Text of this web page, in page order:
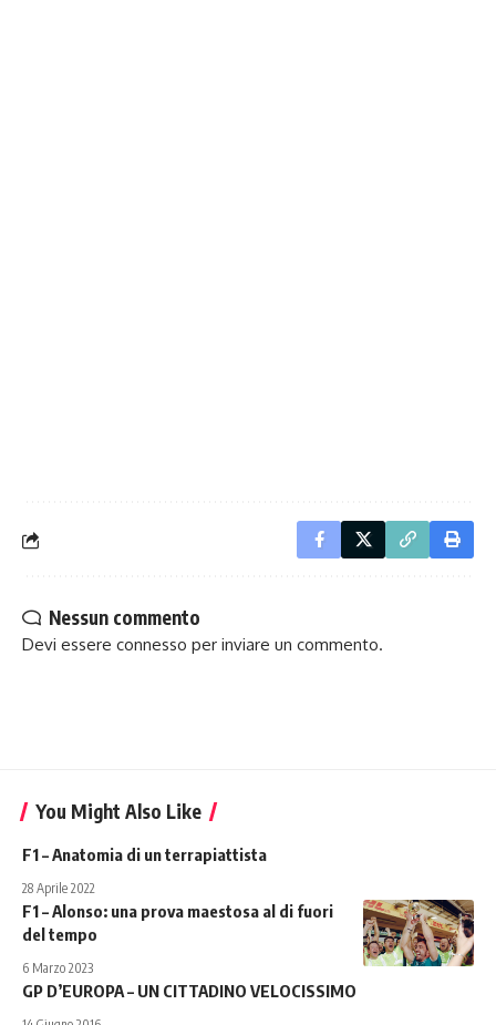
Nessun commento
Devi essere connesso per inviare un commento.
You Might Also Like
F1 – Anatomia di un terrapiattista
28 Aprile 2022
F1 – Alonso: una prova maestosa al di fuori
del tempo
6 Marzo 2023
GP D’EUROPA – UN CITTADINO VELOCISSIMO